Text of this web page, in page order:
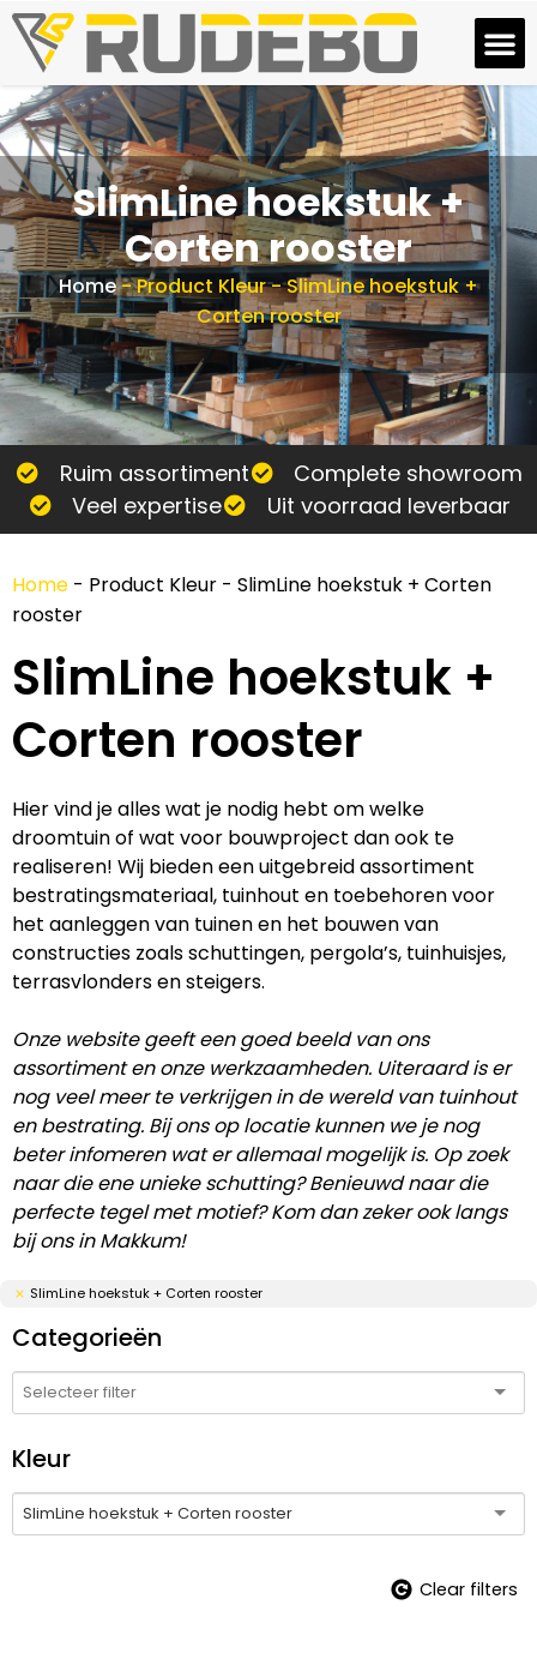
SlimLine hoekstuk +
Corten rooster
Home-Product Kleur-SlimLine hoekstuk +
Corten rooster
Ruim assortiment
Complete showroom
Veel expertise
Uit voorraad leverbaar
Home - Product Kleur - SlimLine hoekstuk + Corten
rooster
SlimLine hoekstuk +
Corten rooster
Hier vind je alles wat je nodig hebt om welke
droomtuin of wat voor bouwproject dan ook te
realiseren! Wij bieden een uitgebreid assortiment
bestratingsmateriaal, tuinhout en toebehoren voor
het aanleggen van tuinen en het bouwen van
constructies zoals schuttingen, pergola’s, tuinhuisjes,
terrasvlonders en steigers.
Onze website geeft een goed beeld van ons
assortiment en onze werkzaamheden. Uiteraard is er
nog veel meer te verkrijgen in de wereld van tuinhout
en bestrating. Bij ons op locatie kunnen we je nog
beter infomeren wat er allemaal mogelijk is. Op zoek
naar die ene unieke schutting? Benieuwd naar die
perfecte tegel met motief? Kom dan zeker ook langs
bij ons in Makkum!
SlimLine hoekstuk + Corten rooster
Categorieën
Kleur
SlimLine hoekstuk + Corten rooster
Clear filters